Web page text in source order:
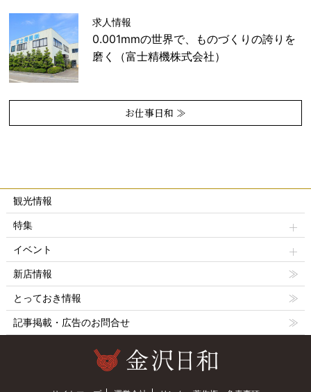
求人情報
0.001mmの世界で、ものづくりの誇りを
磨く（富士精機株式会社）
お仕事日和 ≫
観光情報
特集
イベント
新店情報
とっておき情報
記事掲載・広告のお問合せ